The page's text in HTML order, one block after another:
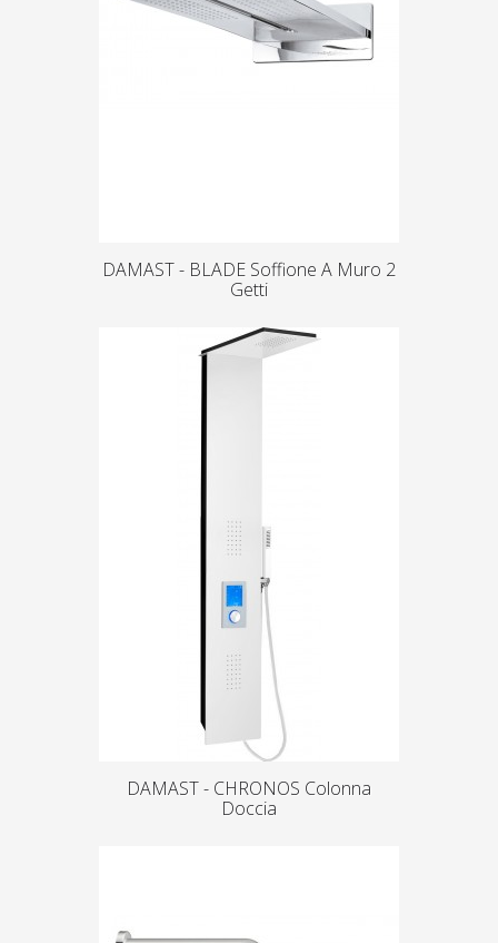
DAMAST - BLADE Soffione A Muro 2
Getti
DAMAST - CHRONOS Colonna
Doccia